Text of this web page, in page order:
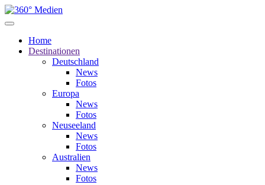
Home
Destinationen
Deutschland
News
Fotos
Europa
News
Fotos
Neuseeland
News
Fotos
Australien
News
Fotos